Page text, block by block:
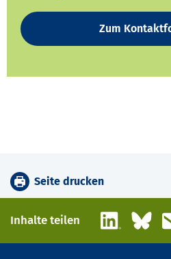
Zum
Seite drucken
Inhalte teilen LinkedIn